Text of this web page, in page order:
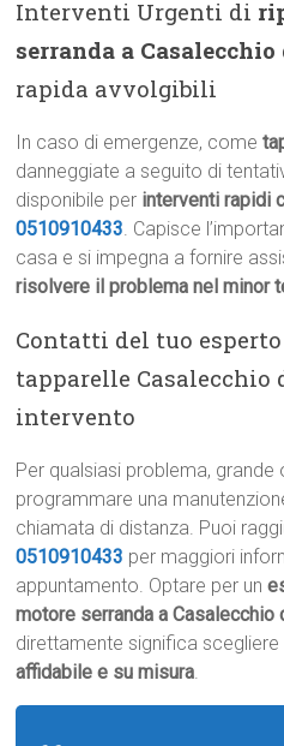
Interventi Urgenti di
serranda a Casalecchio
rapida avvolgibili
In caso di emergenze, come
danneggiate a seguito di
disponibile per interventi rapidi
0510910433. Capisce
casa e si impegna a fornire
risolvere il problema nel minor
Contatti del tuo
tapparelle Casalecchio
intervento
Per qualsiasi problema,
programmare una
chiamata di distanza. Puoi
0510910433 per maggiori
appuntamento. Optare per un
motore serranda a Casalecchio
direttamente significa scegliere
affidabile e su misura.